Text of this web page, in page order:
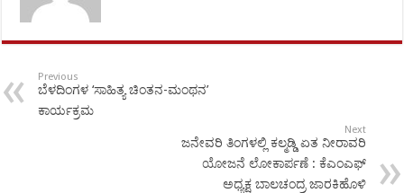
Previous
ಬೆಳದಿಂಗಳ ‘ಸಾಹಿತ್ಯ ಚಿಂತನ-ಮಂಥನ’
ಕಾರ್ಯಕ್ರಮ
Next
ಜನೇವರಿ ತಿಂಗಳಲ್ಲಿ ಕಲ್ಮಡ್ಡಿ ಏತ ನೀರಾವರಿ
ಯೋಜನೆ ಲೋಕಾರ್ಪಣೆ : ಕೆಎಂಎಫ್
ಅಧ್ಯಕ್ಷ ಬಾಲಚಂದ್ರ ಜಾರಕಿಹೊಳಿ